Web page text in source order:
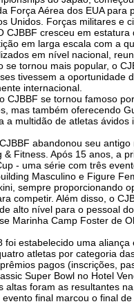
Força Aérea dos EUA
Unidos. Forças militares e
CJBBF cresceu em
em larga escala com a
em nível nacional,
se tornou mais popular, o
tivessem a oportunidade
internacional.
CJBBF se tornou famoso
mas também oferecendo
a multidão de atletas
abandonou seu
& Fitness. Após 15 anos, a
- uma série com três
Masculino e Figure
sempre proporcionando
competir. Além disso, o
alto nível para o pessoal
Marinha Camp Foster de
foi estabelecido uma
atletas por categoria
pagos (inscrições,
Super Bowl no Hotel
altas foram as resultantes
evento final marcou o final